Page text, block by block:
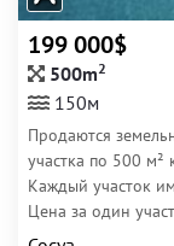
199 000$
500m2
150м
Продаются
участка по 500
Каждый участок
Цена за один